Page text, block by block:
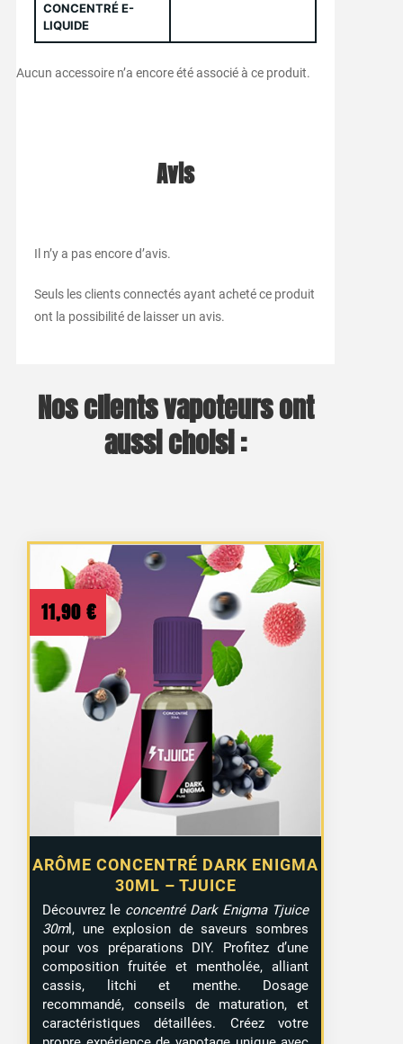
CONCENTRÉ E-
LIQUIDE
Aucun accessoire n’a encore été associé à ce produit.
Avis
Il n’y a pas encore d’avis.
Seuls les clients connectés ayant acheté ce produit
ont la possibilité de laisser un avis.
Nos clients vapoteurs ont
aussi choisi :
ARÔME CONCENTRÉ DARK ENIGMA
30ML – TJUICE
11,90 €
Découvrez le concentré Dark Enigma Tjuice
30ml, une explosion de saveurs sombres
pour vos préparations DIY. Profitez d’une
composition fruitée et mentholée, alliant
cassis, litchi et menthe. Dosage
recommandé, conseils de maturation, et
caractéristiques détaillées. Créez votre